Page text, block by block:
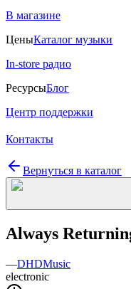
В магазине
ЦеныКаталог музыки
In-store радио
РесурсыБлог
Центр поддержки
Контакты
Вернуться в каталог
Always
—DHDMusic
electronic